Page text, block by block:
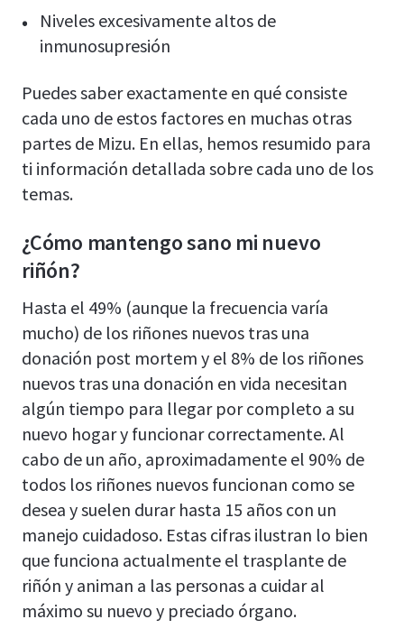
Niveles excesivamente altos de
inmunosupresión
Puedes saber exactamente en qué consiste
cada uno de estos factores en muchas otras
partes de Mizu. En ellas, hemos resumido para
ti información detallada sobre cada uno de los
temas.
¿Cómo mantengo sano mi nuevo
riñón?
Hasta el 49% (aunque la frecuencia varía
mucho) de los riñones nuevos tras una
donación post mortem y el 8% de los riñones
nuevos tras una donación en vida necesitan
algún tiempo para llegar por completo a su
nuevo hogar y funcionar correctamente. Al
cabo de un año, aproximadamente el 90% de
todos los riñones nuevos funcionan como se
desea y suelen durar hasta 15 años con un
manejo cuidadoso. Estas cifras ilustran lo bien
que funciona actualmente el trasplante de
riñón y animan a las personas a cuidar al
máximo su nuevo y preciado órgano.